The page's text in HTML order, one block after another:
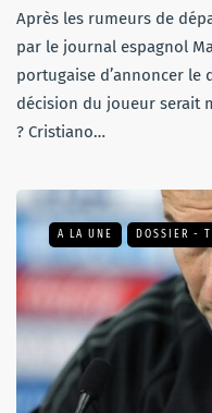
Après les rumeurs de
par le journal espagnol
portugaise d’annoncer le
décision du joueur serait
? Cristiano…
A LA UNE DOSSIER -